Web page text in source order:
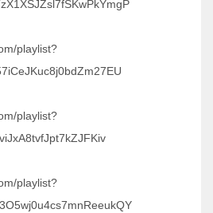
playlist?
playlist?
playlist?